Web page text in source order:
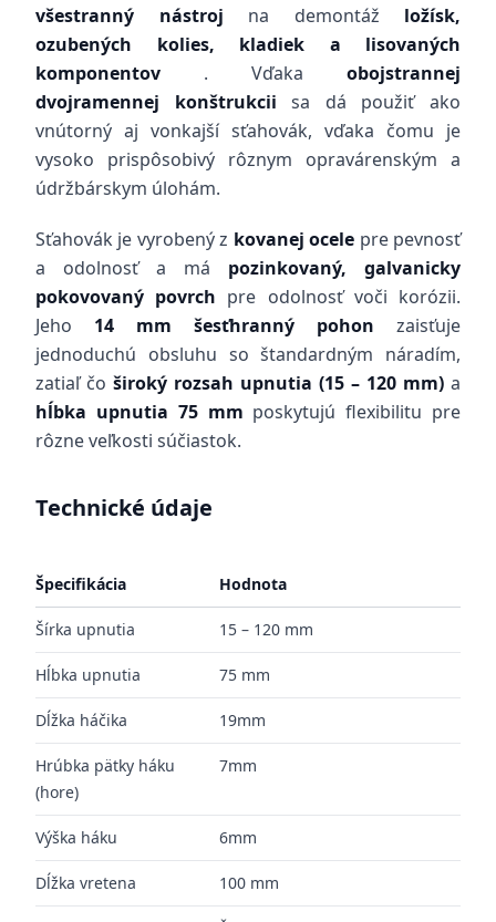
všestranný nástroj na demontáž ložísk,
ozubených kolies, kladiek a lisovaných
komponentov . Vďaka obojstrannej
dvojramennej konštrukcii sa dá použiť ako
vnútorný aj vonkajší sťahovák, vďaka čomu je
vysoko prispôsobivý rôznym opravárenským a
údržbárskym úlohám.
Sťahovák je vyrobený z kovanej ocele pre pevnosť
a odolnosť a má pozinkovaný, galvanicky
pokovovaný povrch pre odolnosť voči korózii.
Jeho 14 mm šesťhranný pohon zaisťuje
jednoduchú obsluhu so štandardným náradím,
zatiaľ čo široký rozsah upnutia (15 – 120 mm) a
hĺbka upnutia 75 mm poskytujú flexibilitu pre
rôzne veľkosti súčiastok.
Technické údaje
Špecifikácia Hodnota
Šírka upnutia 15 – 120 mm
Hĺbka upnutia 75 mm
Dĺžka háčika 19mm
Hrúbka pätky háku
(hore)
7mm
Výška háku 6mm
Dĺžka vretena 100 mm